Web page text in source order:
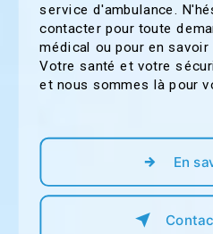
service d'ambulance.
contacter pour toute
médical ou pour en
Votre santé et votre
et nous sommes là pour
En